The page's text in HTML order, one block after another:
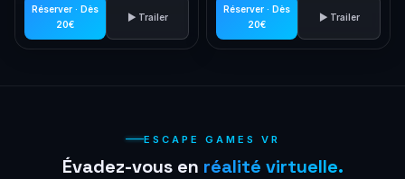
Réserver · Dès
20€
▶ Trailer
Réserver · Dès
20€
▶ Trailer
ESCAPE GAMES VR
Évadez-vous en réalité virtuelle.